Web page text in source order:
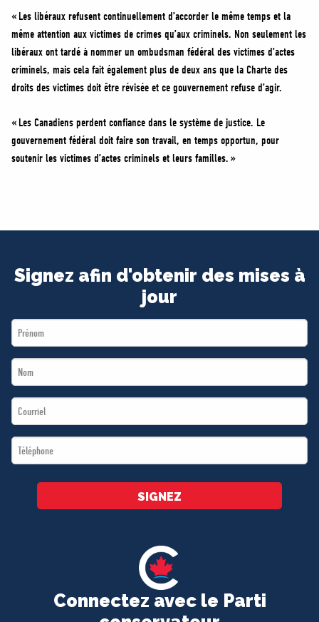
« Les libéraux refusent continuellement d’accorder le même temps et la
même attention aux victimes de crimes qu’aux criminels. Non seulement les
libéraux ont tardé à nommer un ombudsman fédéral des victimes d’actes
criminels, mais cela fait également plus de deux ans que la Charte des
droits des victimes doit être révisée et ce gouvernement refuse d’agir.
« Les Canadiens perdent confiance dans le système de justice. Le
gouvernement fédéral doit faire son travail, en temps opportun, pour
soutenir les victimes d’actes criminels et leurs familles. »
Connectez avec le Parti
Signez afin d'obtenir des mises à
jour
First
Name
Last
Name
Email
*
Téléphone
*
SIGNEZ